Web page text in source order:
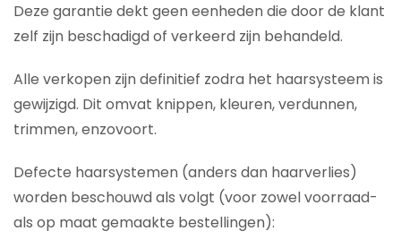
Deze garantie dekt geen eenheden die door de klant
zelf zijn beschadigd of verkeerd zijn behandeld.
Alle verkopen zijn definitief zodra het haarsysteem is
gewijzigd. Dit omvat knippen, kleuren, verdunnen,
trimmen, enzovoort.
Defecte haarsystemen (anders dan haarverlies)
worden beschouwd als volgt (voor zowel voorraad-
als op maat gemaakte bestellingen):